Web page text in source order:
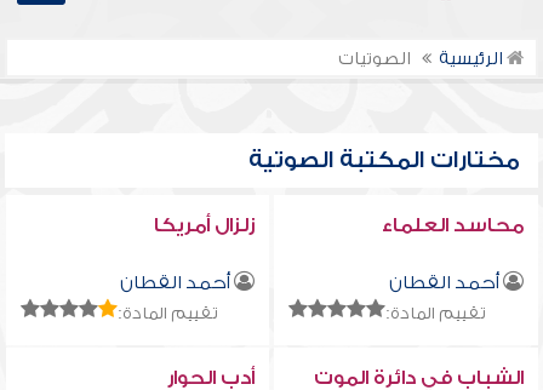
الرئيسية الصوتيات
مختارات المكتبة الصوتية
محاسد العلماء
أحمد القطان
تقييم المادة:
زلزال أمريكا
أحمد القطان
تقييم المادة:
الشباب في دائرة الموت أدب الحوار